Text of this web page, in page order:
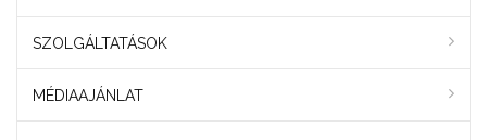
SZOLGÁLTATÁSOK
MÉDIAAJÁNLAT